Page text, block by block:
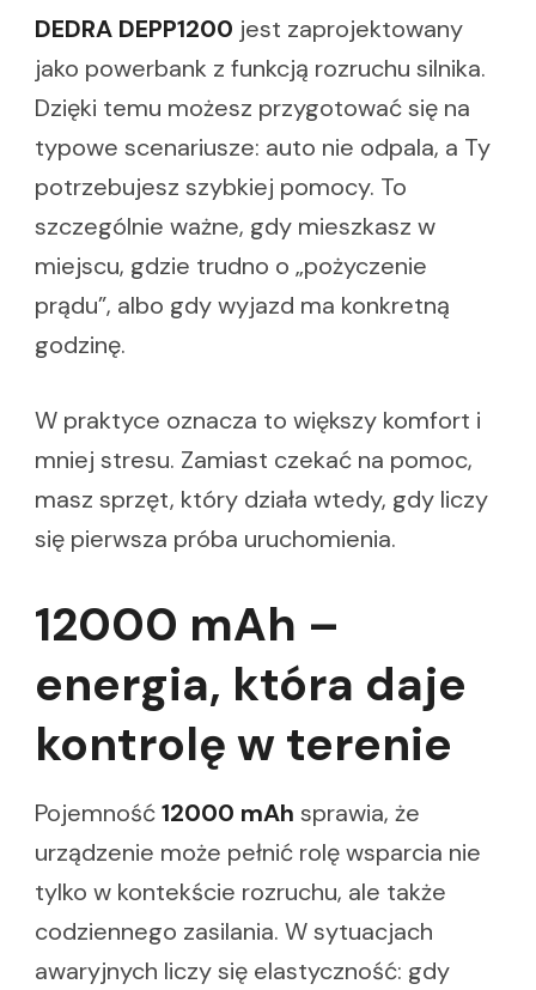
DEDRA DEPP1200 jest zaprojektowany
jako powerbank z funkcją rozruchu silnika.
Dzięki temu możesz przygotować się na
typowe scenariusze: auto nie odpala, a Ty
potrzebujesz szybkiej pomocy. To
szczególnie ważne, gdy mieszkasz w
miejscu, gdzie trudno o „pożyczenie
prądu”, albo gdy wyjazd ma konkretną
godzinę.
W praktyce oznacza to większy komfort i
mniej stresu. Zamiast czekać na pomoc,
masz sprzęt, który działa wtedy, gdy liczy
się pierwsza próba uruchomienia.
12000 mAh –
energia, która daje
kontrolę w terenie
Pojemność12000 mAh sprawia, że
urządzenie może pełnić rolę wsparcia nie
tylko w kontekście rozruchu, ale także
codziennego zasilania. W sytuacjach
awaryjnych liczy się elastyczność: gdy